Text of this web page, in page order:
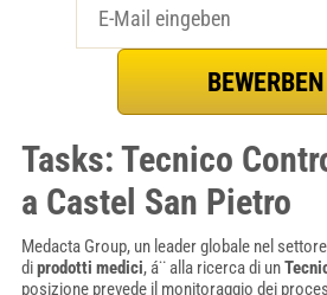
Tasks: Tecnico
a Castel San Pietro
Medacta Group, un leader globale nel
diprodotti medici, á¨ alla ricerca di un
posizione prevede il monitoraggio dei